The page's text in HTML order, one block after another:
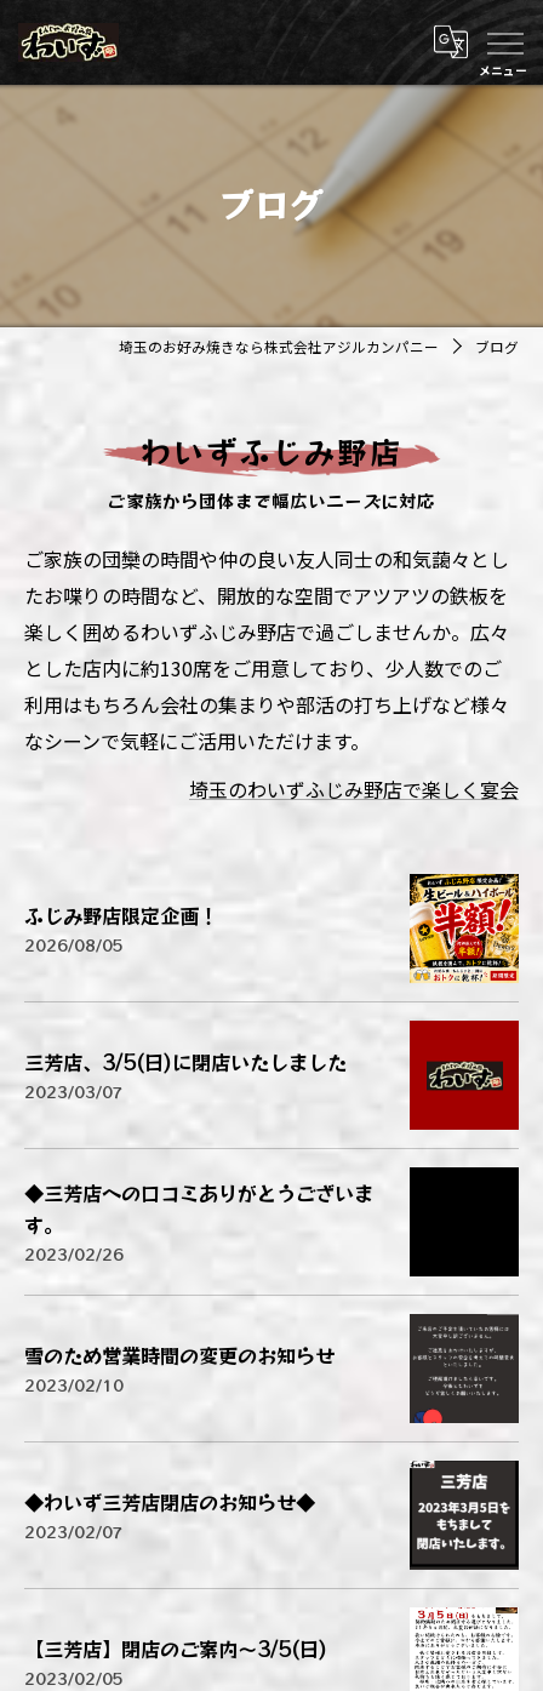
ブログ
埼玉のお好み焼きなら株式会社アジルカンパニー ブログ
わいずふじみ野店
ご家族から団体まで幅広いニーズに対応
ご家族の団欒の時間や仲の良い友人同士の和気藹々とし
たお喋りの時間など、開放的な空間でアツアツの鉄板を
楽しく囲めるわいずふじみ野店で過ごしませんか。広々
とした店内に約130席をご用意しており、少人数でのご
利用はもちろん会社の集まりや部活の打ち上げなど様々
なシーンで気軽にご活用いただけます。
埼玉のわいずふじみ野店で楽しく宴会
ふじみ野店限定企画！
2026/08/05
三芳店、3/5(日)に閉店いたしました
2023/03/07
◆三芳店への口コミありがとうございま
す。
2023/02/26
雪のため営業時間の変更のお知らせ
2023/02/10
◆わいず三芳店閉店のお知らせ◆
2023/02/07
【三芳店】閉店のご案内～3/5(日)
2023/02/05